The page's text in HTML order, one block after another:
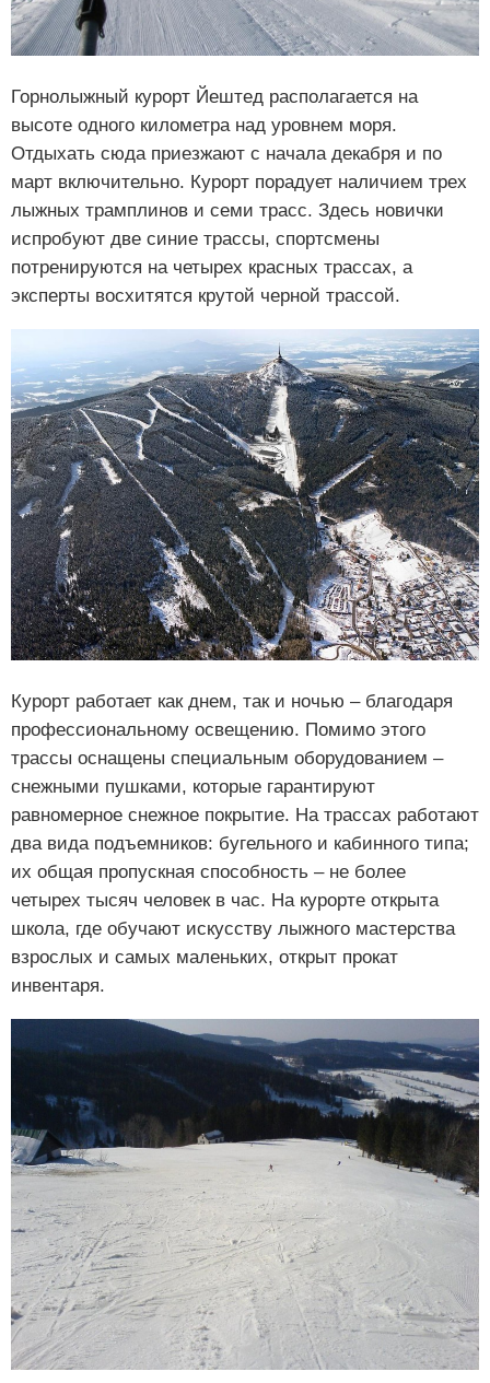
Горнолыжный курорт Йештед располагается на
высоте одного километра над уровнем моря.
Отдыхать сюда приезжают с начала декабря и по
март включительно. Курорт порадует наличием трех
лыжных трамплинов и семи трасс. Здесь новички
испробуют две синие трассы, спортсмены
потренируются на четырех красных трассах, а
эксперты восхитятся крутой черной трассой.
Курорт работает как днем, так и ночью – благодаря
профессиональному освещению. Помимо этого
трассы оснащены специальным оборудованием –
снежными пушками, которые гарантируют
равномерное снежное покрытие. На трассах работают
два вида подъемников: бугельного и кабинного типа;
их общая пропускная способность – не более
четырех тысяч человек в час. На курорте открыта
школа, где обучают искусству лыжного мастерства
взрослых и самых маленьких, открыт прокат
инвентаря.